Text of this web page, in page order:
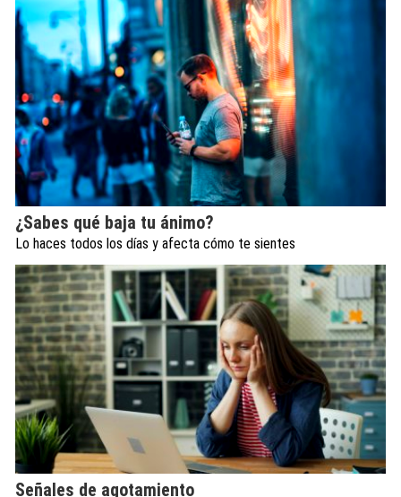
¿Sabes qué baja tu ánimo?
Lo haces todos los días y afecta cómo te sientes
Señales de agotamiento